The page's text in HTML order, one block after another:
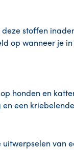
stoffen
op wanneer je
honden en
een
van